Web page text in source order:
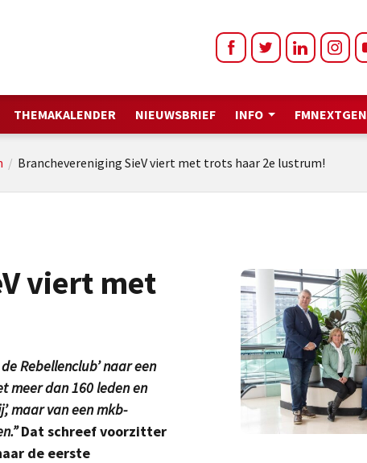
THEMAKALENDER NIEUWSBRIEF INFO FMNEXTGEN
/ Branchevereniging SieV viert met trots haar 2e lustrum!
viert met
Rebellenclub’ naar een
meer dan 160 leden en
maar van een mkb-
Dat schreef voorzitter
de eerste